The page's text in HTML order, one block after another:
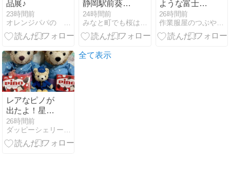
品展♪
23時間前
オレンジパパの スパゲッティータイム
静岡駅前葵タ
ワーのランチ
も豊富な老舗
そば処！
24時間前
みなと町でも桜は咲くら - 静岡市観光＆グルメブログ
ような富士山
でした
26時間前
作業服屋のつぶやき2【ユニフォームのツバメヤ】
レアなピノが
出たよ！星型
ピノとハート
型ピノ
26時間前
ダッピーシェリーブルーくんディズニーダッフィーバラhappy
全て表示